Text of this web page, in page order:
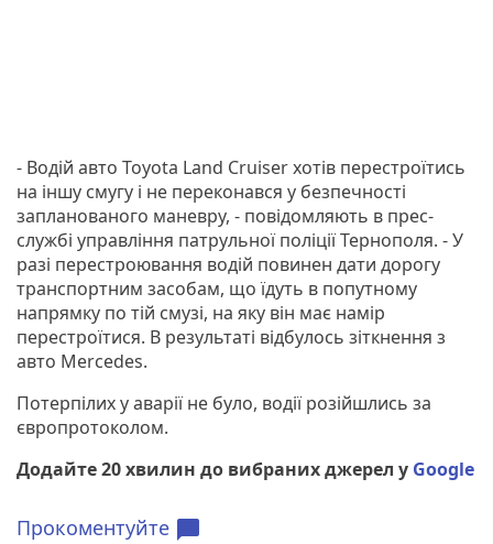
- Водій авто Toyota Land Cruiser хотів перестроїтись
на іншу смугу і не переконався у безпечності
запланованого маневру, - повідомляють в прес-
службі управління патрульної поліції Тернополя. - У
разі перестроювання водій повинен дати дорогу
транспортним засобам, що їдуть в попутному
напрямку по тій смузі, на яку він має намір
перестроїтися. В результаті відбулось зіткнення з
авто Mercedes.
Потерпілих у аварії не було, водії розійшлись за
європротоколом.
Додайте 20 хвилин до вибраних джерел у Google
Прокоментуйте chat_bubble